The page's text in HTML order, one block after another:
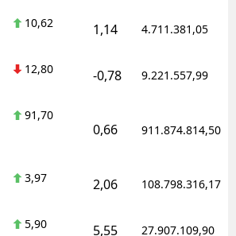
10,62 1,14 4.711.381,05
12,80 -0,78 9.221.557,99
91,70
0,66 911.874.814,50
3,97 2,06 108.798.316,17
5,90 5,55 27.907.109,90